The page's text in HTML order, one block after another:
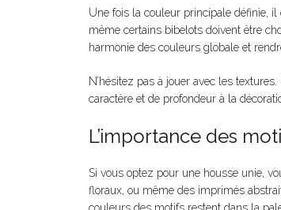
Une fois la couleur principale définie,
même certains bibelots doivent être
harmonie des couleurs globale et
N’hésitez pas à jouer avec les
caractère et de profondeur à la
L’importance des
Si vous optez pour une housse unie,
floraux, ou même des imprimés